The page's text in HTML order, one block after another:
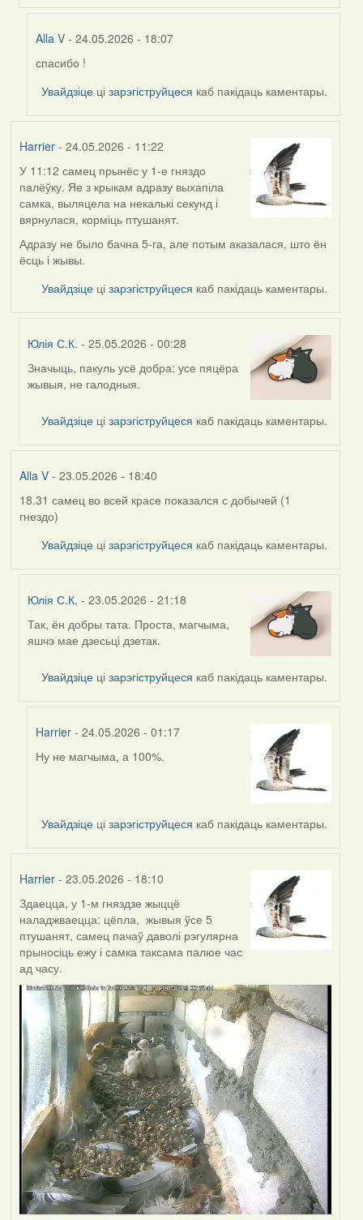
Alla V - 24.05.2026 - 18:07
In
reply
by
спасибо !
Увайдзіце цізарэгіструйцеся каб пакідаць каментары.
Harrier- 24.05.2026 - 11:22
У 11:12 самец прынёс у 1-е гняздо
палёўку. Яе з крыкам адразу выхапіла
самка, выляцела на некалькі секунд і
вярнулася, корміць птушанят.
Адразу не было бачна 5-га, але потым аказалася, што ён
ёсць і жывы.
Увайдзіце цізарэгіструйцеся каб пакідаць каментары.
Юлія С.К. - 25.05.2026 - 00:28
In
reply
Значыць, пакуль усё добра: усе пяцёра
жывыя, не галодныя.
Увайдзіце цізарэгіструйцеся каб пакідаць каментары.
Alla V- 23.05.2026 - 18:40
18.31 самец во всей красе показался с добычей (1
гнездо)
Увайдзіце цізарэгіструйцеся каб пакідаць каментары.
Юлія С.К. - 23.05.2026 - 21:18
In
reply
V
Так, ён добры тата. Проста, магчыма,
яшчэ мае дзесьці дзетак.
Увайдзіце цізарэгіструйцеся каб пакідаць каментары.
Harrier - 24.05.2026 - 01:17
In
Юлія
С.К.
Ну не магчыма, а 100%.
Увайдзіце цізарэгіструйцеся каб пакідаць каментары.
Harrier- 23.05.2026 - 18:10
Здаецца, у 1-м гняздзе жыццё
наладжваецца: цёпла, жывыя ўсе 5
птушанят, самец пачаў даволі рэгулярна
прыносіць ежу і самка таксама палюе час
ад часу.